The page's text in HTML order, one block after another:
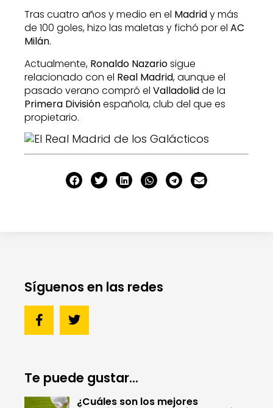
Tras cuatro años y medio en el Madridy más
de 100 goles, hizo las maletas y fichó por el AC
Milán.
Actualmente, Ronaldo Nazariosigue
relacionado con el Real Madrid, aunque el
pasado verano compró el Valladolidde la
Primera Divisiónespañola, club del que es
propietario.
Síguenos en las redes
Te puede gustar...
¿Cuáles son los mejores